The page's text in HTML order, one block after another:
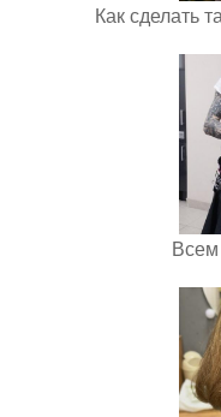
Как сделать